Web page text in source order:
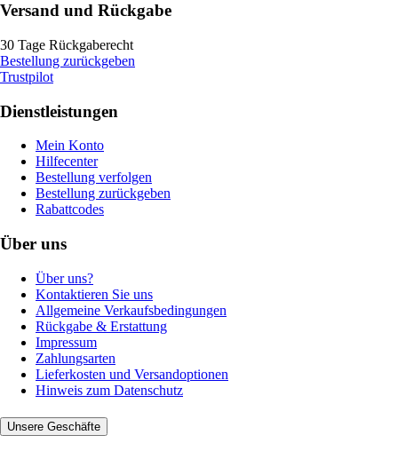
Versand und Rückgabe
30 Tage Rückgaberecht
Bestellung zurückgeben
Trustpilot
Dienstleistungen
Mein Konto
Hilfecenter
Bestellung verfolgen
Bestellung zurückgeben
Rabattcodes
Über uns
Über uns?
Kontaktieren Sie uns
Allgemeine Verkaufsbedingungen
Rückgabe & Erstattung
Impressum
Zahlungsarten
Lieferkosten und Versandoptionen
Hinweis zum Datenschutz
Unsere Geschäfte